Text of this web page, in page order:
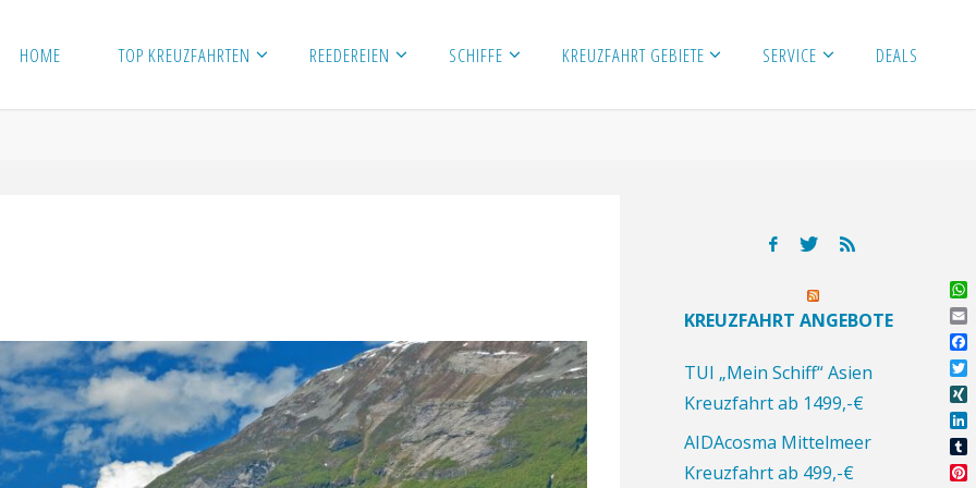
HOME TOP KREUZFAHRTEN REEDEREIEN SCHIFFE KREUZFAHRT GEBIETE SERVICE DEALS
KREUZFAHRT ANGEBOTE
TUI „Mein Schiff“ Asien
Kreuzfahrt ab 1499,-€
AIDAcosma Mittelmeer
Kreuzfahrt ab 499,-€